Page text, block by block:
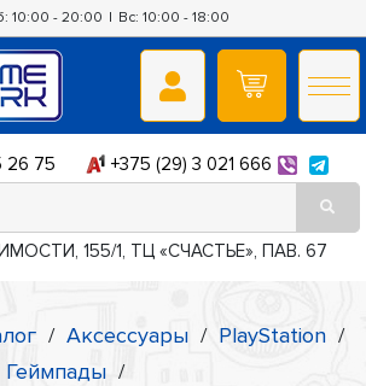
10:00 - 20:00 | Вс: 10:00 - 18:00
26 75 +375 (29) 3 021 666
155/1, ТЦ «СЧАСТЬЕ», ПАВ. 67
/ Аксессуары / PlayStation /
Геймпады /